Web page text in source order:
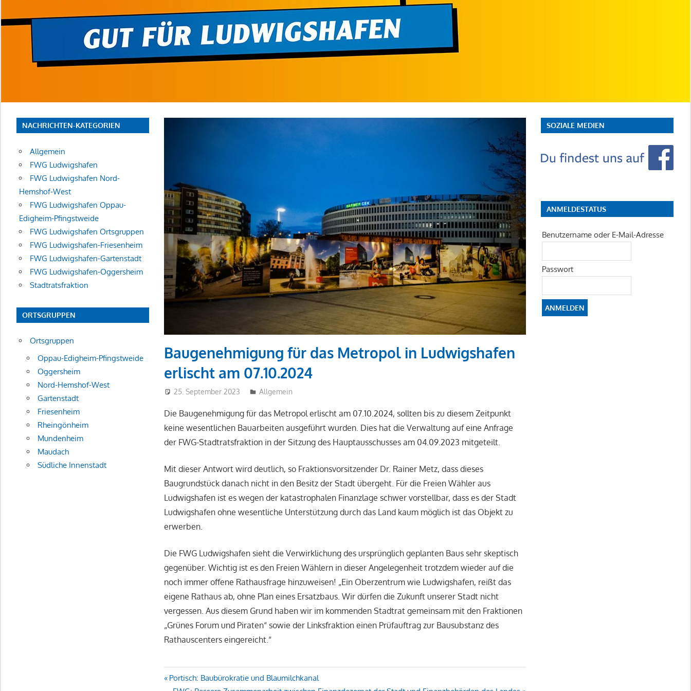
Baugenehmigung für das Metropol in Ludwigshafen
erlischt am 07.10.2024
25. September 2023 tkiste
Allgemein
Die Baugenehmigung für das Metropol erlischt am 07.10.2024, sollten bis zu diesem Zeitpunkt
keine wesentlichen Bauarbeiten ausgeführt wurden. Dies hat die Verwaltung auf eine Anfrage
der FWG-Stadtratsfraktion in der Sitzung des Hauptausschusses am 04.09.2023 mitgeteilt.
Mit dieser Antwort wird deutlich, so Fraktionsvorsitzender Dr. Rainer Metz, dass dieses
Baugrundstück danach nicht in den Besitz der Stadt übergeht. Für die Freien Wähler aus
Ludwigshafen ist es wegen der katastrophalen Finanzlage schwer vorstellbar, dass es der Stadt
Ludwigshafen ohne wesentliche Unterstützung durch das Land kaum möglich ist das Objekt zu
erwerben.
Die FWG Ludwigshafen sieht die Verwirklichung des ursprünglich geplanten Baus sehr skeptisch
gegenüber. Wichtig ist es den Freien Wählern in dieser Angelegenheit trotzdem wieder auf die
noch immer offene Rathausfrage hinzuweisen! „Ein Oberzentrum wie Ludwigshafen, reißt das
eigene Rathaus ab, ohne Plan eines Ersatzbaus. Wir dürfen die Zukunft unserer Stadt nicht
vergessen. Aus diesem Grund haben wir im kommenden Stadtrat gemeinsam mit den Fraktionen
„Grünes Forum und Piraten“ sowie der Linksfraktion einen Prüfauftrag zur Bausubstanz des
Rathauscenters eingereicht.“
Beitragsnavigation
Vorheriger
Portisch: Baubürokratie und Blaumilchkanal
NACHRICHTEN-KATEGORIEN
Allgemein
FWG Ludwigshafen
FWG Ludwigshafen Nord-
Hemshof-West
FWG Ludwigshafen Oppau-
Edigheim-Pfingstweide
FWG Ludwigshafen Ortsgruppen
FWG Ludwigshafen-Friesenheim
FWG Ludwigshafen-Gartenstadt
FWG Ludwigshafen-Oggersheim
Stadtratsfraktion
ORTSGRUPPEN
Ortsgruppen
Oppau-Edigheim-Pfingstweide
Oggersheim
Nord-Hemshof-West
Gartenstadt
Friesenheim
Rheingönheim
Mundenheim
Maudach
Südliche Innenstadt
SOZIALE MEDIEN
ANMELDESTATUS
Benutzername oder E-Mail-Adresse
Passwort